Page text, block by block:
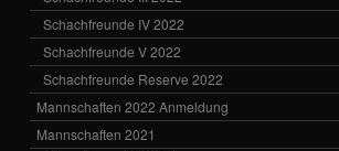
Schachfreunde IV 2022
Schachfreunde V 2022
Schachfreunde Reserve 2022
Mannschaften 2022 Anmeldung
Mannschaften 2021